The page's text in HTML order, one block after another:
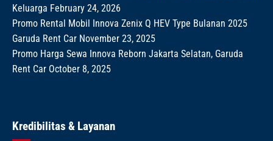
Keluarga February 24, 2026
Promo Rental Mobil Innova Zenix Q HEV Type Bulanan 2025
Garuda Rent Car November 23, 2025
Promo Harga Sewa Innova Reborn Jakarta Selatan, Garuda
Rent Car October 8, 2025
Kredibilitas & Layanan